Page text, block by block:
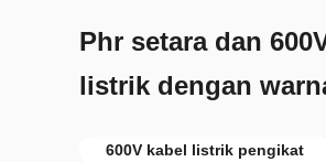
Phr setara dan
listrik dengan
600V kabel listrik pengikat